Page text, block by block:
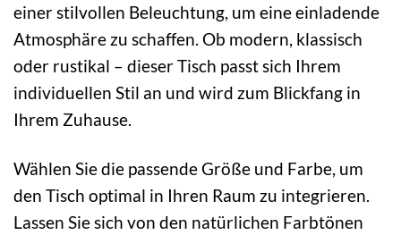
einer stilvollen Beleuchtung, um eine einladende
Atmosphäre zu schaffen. Ob modern, klassisch
oder rustikal – dieser Tisch passt sich Ihrem
individuellen Stil an und wird zum Blickfang in
Ihrem Zuhause.
Wählen Sie die passende Größe und Farbe, um
den Tisch optimal in Ihren Raum zu integrieren.
Lassen Sie sich von den natürlichen Farbtönen